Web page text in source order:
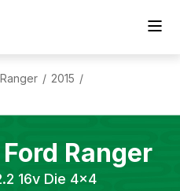
Ranger / 2015 /
Ford Ranger
16v Die 4x4